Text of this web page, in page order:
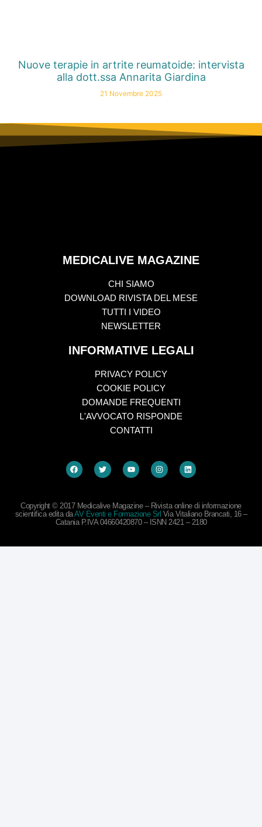
Nuove terapie in artrite reumatoide: intervista
alla dott.ssa Annarita Giardina
21 Novembre 2025
MEDICALIVE MAGAZINE
CHI SIAMO
DOWNLOAD RIVISTA DEL MESE
TUTTI I VIDEO
NEWSLETTER
INFORMATIVE LEGALI
PRIVACY POLICY
COOKIE POLICY
DOMANDE FREQUENTI
L'AVVOCATO RISPONDE
CONTATTI
Copyright © 2017 Medicalive Magazine – Rivista online di informazione
scientifica edita daAV Eventi e Formazione Srl Via Vitaliano Brancati, 16 –
Catania P.IVA 04660420870 – ISNN 2421 – 2180